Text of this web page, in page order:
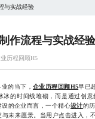
与实战经验
作流程与实战经
历程回顾H5
的当下， 企业历程回顾H5早已
冰的时间线堆砌，而是通过创
的企业而言，一个精心设计的
未来愿景。当用户点击进入，